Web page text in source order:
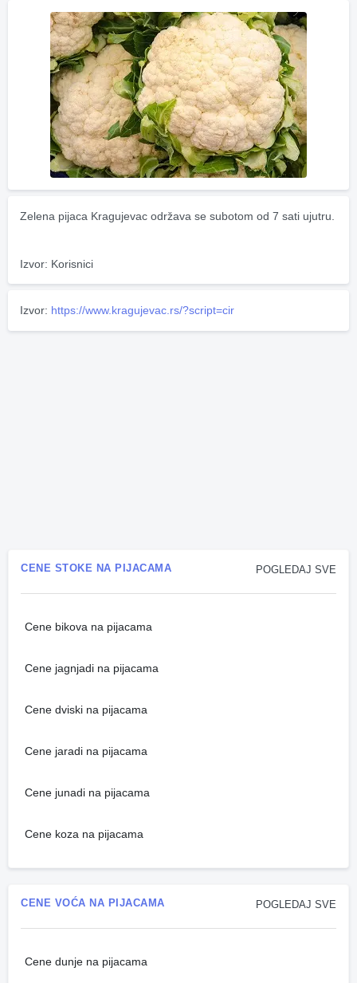
Zelena pijaca Kragujevac održava se subotom od 7 sati ujutru.
Izvor: Korisnici
Izvor: https://www.kragujevac.rs/?script=cir
POGLEDAJ SVE
CENE STOKE NA PIJACAMA
Cene bikova na pijacama
Cene jagnjadi na pijacama
Cene dviski na pijacama
Cene jaradi na pijacama
Cene junadi na pijacama
Cene koza na pijacama
POGLEDAJ SVE
CENE VOĆA NA PIJACAMA
Cene dunje na pijacama